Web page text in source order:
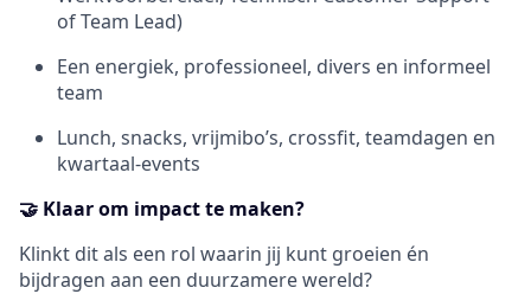
of Team Lead)
Een energiek, professioneel, divers en informeel
team
Lunch, snacks, vrijmibo’s, crossfit, teamdagen en
kwartaal-events
🤝 Klaar om impact te maken?
Klinkt dit als een rol waarin jij kunt groeien én
bijdragen aan een duurzamere wereld?